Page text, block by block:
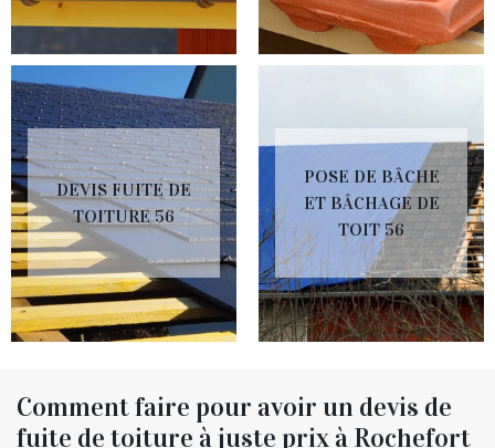
DEVIS FUITE DE
TOITURE 56
POSE DE BÂCHE
ET BÂCHAGE DE
TOIT 56
Comment faire pour avoir un devis de
fuite de toiture à juste prix à Rochefort